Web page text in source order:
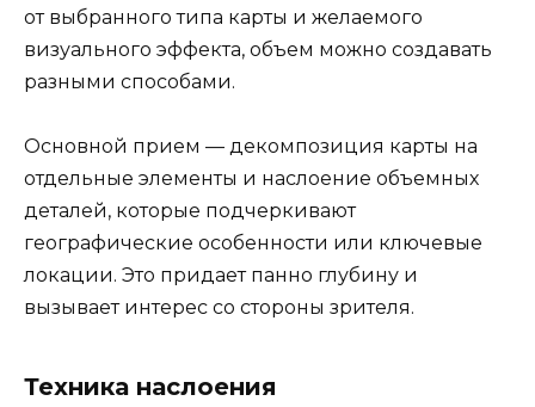
от выбранного типа карты и желаемого
визуального эффекта, объем можно создавать
разными способами.
Основной прием — декомпозиция карты на
отдельные элементы и наслоение объемных
деталей, которые подчеркивают
географические особенности или ключевые
локации. Это придает панно глубину и
вызывает интерес со стороны зрителя.
Техника наслоения